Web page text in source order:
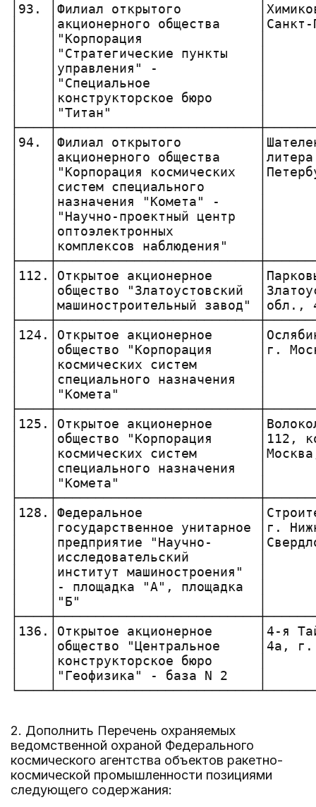
│93. │Филиал открытого
│    │акционерного общества
│    │"Корпорация
│    │"Стратегические
│    │управления" -
│    │"Специальное
│    │конструкторское бюро
│    │"Титан"                   │
│94. │Филиал открытого
│    │акционерного общества
│    │"Корпорация космических
│    │систем специального
│    │назначения "Комета" -
│    │"Научно-проектный
│    │оптоэлектронных
│    │комплексов
│112.│Открытое акционерное
│    │общество "Златоустовский
│    │машиностроительный
│124.│Открытое акционерное
│    │общество "Корпорация      │г.
│    │космических систем
│    │специального
│    │"Комета"
│125.│Открытое акционерное
│    │общество "Корпорация      │112,
│    │космических систем
│    │специального
│    │"Комета"
│128.│Федеральное
│    │государственное унитарное
│    │предприятие "Научно-
│    │исследовательский
│    │институт
│    │- площадка "А",
│    │"Б"                       │
│136.│Открытое акционерное      │4-я
│    │общество "Центральное     │4а,
│    │конструкторское бюро
│    │"Геофизика" - база N 2
2. Дополнить Перечень охраняемых
ведомственной охраной Федерального
космического агентства объектов ракетно-
космической промышленности позициями
следующего содержания: